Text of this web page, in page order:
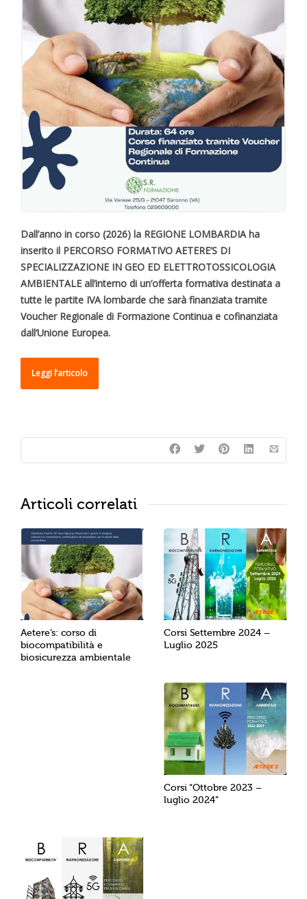
Dall’anno in corso (2026) la REGIONE LOMBARDIA ha
inserito il PERCORSO FORMATIVO AETERE’S DI
SPECIALIZZAZIONE IN GEO ED ELETTROTOSSICOLOGIA
AMBIENTALE all’interno di un’offerta formativa destinata a
tutte le partite IVA lombarde che sarà finanziata tramite
Voucher Regionale di Formazione Continua e cofinanziata
dall’Unione Europea.
Leggi l’articolo
Articoli correlati
Aetere’s: corso di
biocompatibilità e
biosicurezza ambientale
Corsi Settembre 2024 –
Luglio 2025
Corsi “Ottobre 2023 –
luglio 2024”